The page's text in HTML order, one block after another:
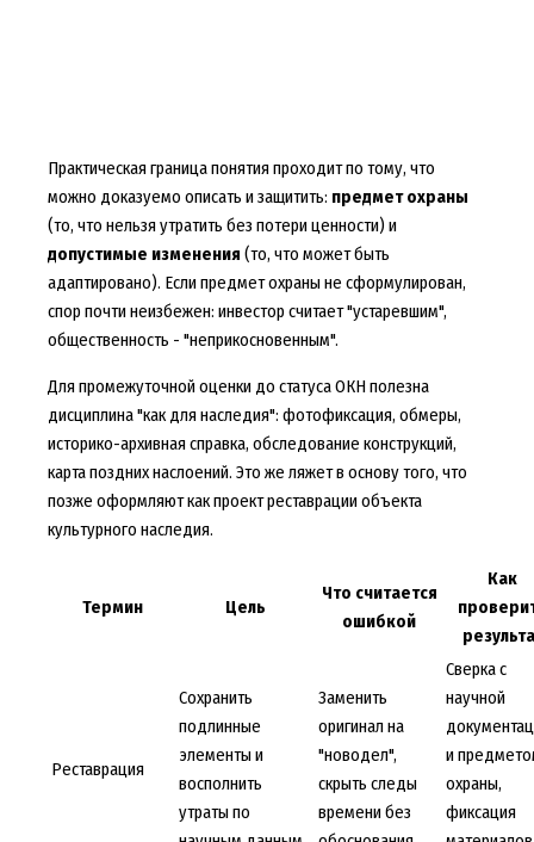
Практическая граница понятия проходит по тому, что
можно доказуемо описать и защитить: предмет охраны
(то, что нельзя утратить без потери ценности) и
допустимые изменения (то, что может быть
адаптировано). Если предмет охраны не сформулирован,
спор почти неизбежен: инвестор считает "устаревшим",
общественность - "неприкосновенным".
Для промежуточной оценки до статуса ОКН полезна
дисциплина "как для наследия": фотофиксация, обмеры,
историко-архивная справка, обследование конструкций,
карта поздних наслоений. Это же ляжет в основу того, что
позже оформляют как проект реставрации объекта
культурного наследия.
Термин Цель
Что считается
ошибкой
Как
Реставрация
Сохранить
подлинные
элементы и
восполнить
утраты по
Заменить
оригинал на
"новодел",
скрыть следы
времени без
Сверка с
научной
и
охраны,
фиксация